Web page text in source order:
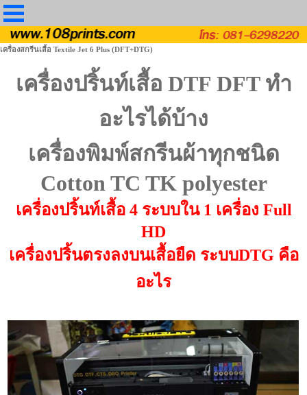
เครื่องสกรีนเสื้อ Textile Jet 6 Plus (DFT+DTG)
เครื่องปริ้นท์เสื้อ DTF DFT ทำ
อะไรได้บ้าง
เครื่องพิมพ์สกรีนผ้าทุกชนิด
Cotton TC TK polyester
เครื่องปริ้นท์เสื้อ 4 ระบบใน 1 เครื่อง Full
HD
เครื่องปริ้นตรงลงบนเสื้อยืด ระบบDTG คือ
อะไร